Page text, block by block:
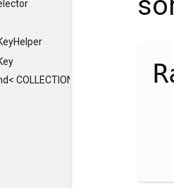
COLLECTION, typename